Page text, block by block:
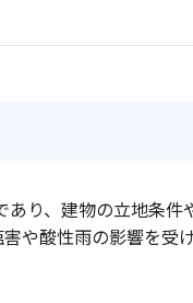
り、建物の立地条件
や酸性雨の影響を受